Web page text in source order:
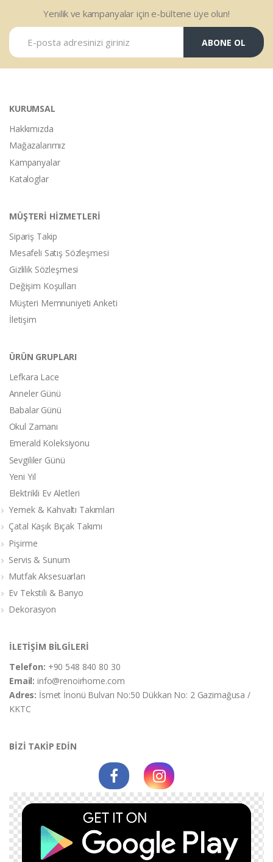
Yenilik ve kampanyalar için e-bültene üye olun!
ABONE OL
KURUMSAL
Hakkımızda
Mağazalarımız
Kampanyalar
Kataloglar
MÜŞTERİ HİZMETLERİ
Sipariş Takip
Mesafeli Satış Sözleşmesi
Gizlilik Sözleşmesi
Değişim Koşulları
Müşteri Memnuniyeti Anketi
İletişim
ÜRÜN GRUPLARI
Lefkara Lace
Anneler Günü
Babalar Günü
Okul Zamanı
Emerald Koleksiyonu
Sevgililer Günü
Yeni Yıl
Elektrikli Ev Aletleri
Yemek & Kahvaltı Takımları
Çatal Kaşık Bıçak Takımı
Pişirme
Servis & Sunum
Mutfak Aksesuarları
Ev Tekstili & Banyo
Dekorasyon
İLETİŞİM BİLGİLERİ
Telefon: +90 548 840 80 30
Email:info@renoirhome.com
Adres: İsmet İnonü Bulvarı No:50 Dükkan No: 2 Gazimağusa /
KKTC
BİZİ TAKİP EDİN